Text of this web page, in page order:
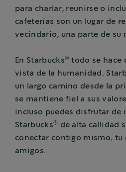
para charlar, reunirse o
cafeterías son un lugar de
vecindario, una parte de su
En Starbucks® todo se hace
vista de la humanidad.
un largo camino desde la
se mantiene fiel a sus
incluso puedes disfrutar de
Starbucks®
de alta callidad
conectar contigo mismo, tu
amigos.